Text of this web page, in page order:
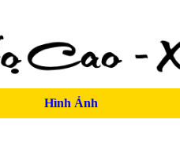
Hình Ảnh